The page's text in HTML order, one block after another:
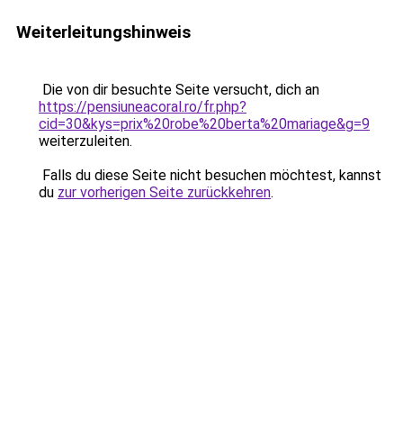
Weiterleitungshinweis
Die von dir besuchte Seite versucht, dich an
https://pensiuneacoral.ro/fr.php?
cid=30&kys=prix%20robe%20berta%20mariage&g=9
weiterzuleiten.
Falls du diese Seite nicht besuchen möchtest, kannst
du zur vorherigen Seite zurückkehren.